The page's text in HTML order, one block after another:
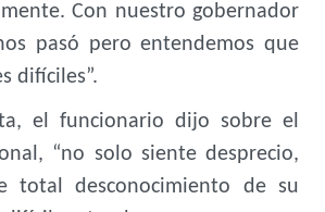
Con nuestro gobernador
pasó pero entendemos que
difíciles”.
el funcionario dijo sobre el
“no solo siente desprecio,
total desconocimiento de su